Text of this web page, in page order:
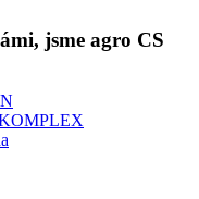
jsme agro CS